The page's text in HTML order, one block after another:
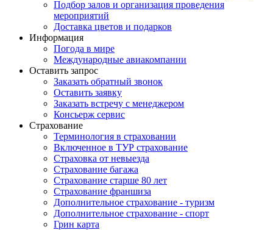
Подбор залов и организация проведения
мероприятий
Доставка цветов и подарков
Информация
Погода в мире
Международные авиакомпании
Оставить запрос
Заказать обратный звонок
Оставить заявку
Заказать встречу с менеджером
Консьерж сервис
Страхование
Терминология в страховании
Включенное в ТУР страхование
Страховка от невыезда
Страхование багажа
Страхование старше 80 лет
Страхование франшиза
Дополнительное страхование - туризм
Дополнительное страхование - спорт
Грин карта